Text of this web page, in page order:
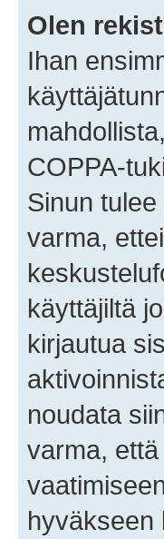
Olen
Ihan
COPPA-
Sinun
varma,
käyttäjiltä
kirjautua
noudata
varma,
hyväkseen